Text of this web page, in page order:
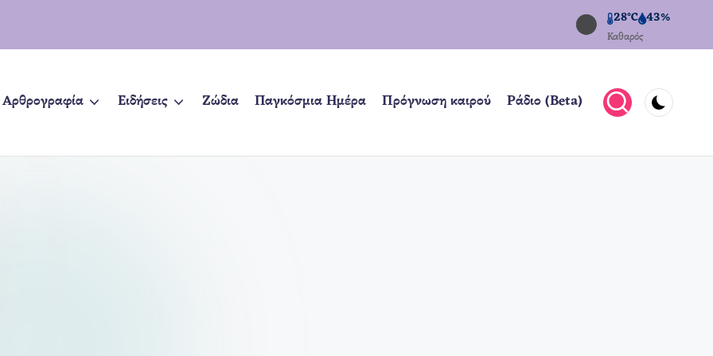
28°C 43%
Καθαρός
Αρθρογραφία Ειδήσεις Ζώδια Παγκόσμια Ημέρα Πρόγνωση καιρού Ράδιο (Beta)